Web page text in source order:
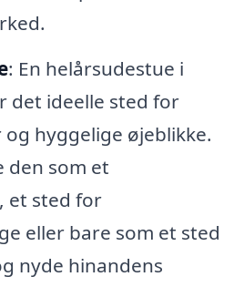
: En helårsudestue i
det ideelle sted for
hyggelige øjeblikke.
den som et
et sted for
eller bare som et sted
nyde hinandens